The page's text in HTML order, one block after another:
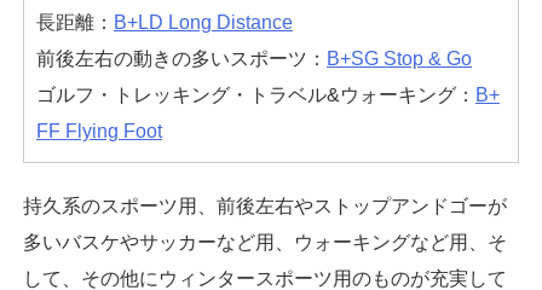
長距離： B+LD Long Distance
前後左右の動きの多いスポーツ： B+SG Stop & Go
ゴルフ・トレッキング・トラベル&ウォーキング： B+
FF Flying Foot
持久系のスポーツ用、前後左右やストップアンドゴーが
多いバスケやサッカーなど用、ウォーキングなど用、そ
して、その他にウィンタースポーツ用のものが充実して